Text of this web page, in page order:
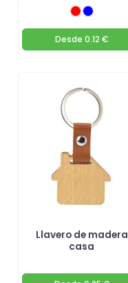
Desde 0.12 €
Llavero de madera
casa